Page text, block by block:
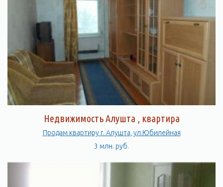
Недвижимость Алушта , квартира
Продам квартиру г. Алушта, ул.Юбилейная
3 млн. руб.